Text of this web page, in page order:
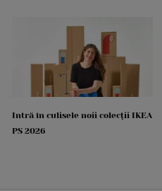
Intră în culisele noii colecții IKEA
PS 2026